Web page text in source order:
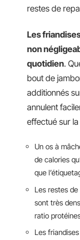
restes de
Les
non
quotidien.
bout de
additionnés
annulent
effectué sur
Un os à
de calories
que
Les restes
sont très
ratio
Les